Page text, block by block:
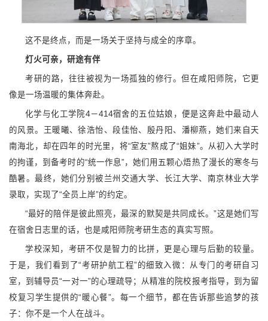
这不是终点，而是一场关于坚持与成全的序章。
灯火可亲，研途有伴
考研的路，往往被视为一场孤独的修行。但在咸阳师院，它更
像是一场温暖的集体奔赴。
化学与化工学院4－414宿舍的五位姑娘，便是这奔赴中最动人
的风景。王暖曦、徐浩怡、段佳怡、殷丹阳、潘柳燕，她们来自天
南海北，却在四年的时光里，将“室友”熬成了“姐妹”。从初入大学时
的拘谨，到备考时的“统一作息”，她们用五颗心焐热了漫长的寒冬与
酷暑。最终，她们分别被兰州交通大学、长江大学、南京林业大学
录取，实现了“全员上岸”的约定。
“最好的陪伴是彼此照亮，最深的默契是共同成长。”这是她们写
在宿舍日志里的话，也是咸阳师院考研生态的真实写照。
学校深知，考研不仅是智力的比拼，更是心理与后勤的较量。
于是，我们看到了“考研护航工程”的细致入微：从专门的考研自习
室，到辅导员“一对一”的心理疏导；从精准的院校报考指导，到为留
校复习学生提供的“暖心餐”。每一个细节，都在告诉那些追梦的孩
子：你不是一个人在战斗。